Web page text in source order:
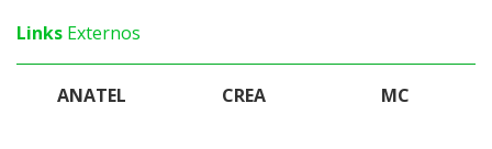
Links Externos
ANATEL CREA MC